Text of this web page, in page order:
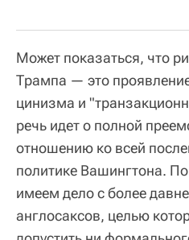
Может показаться, что
Трампа — это
цинизма и
речь идет о полной
отношению ко всей
политике Вашингтона.
имеем дело с более
англосаксов, целью